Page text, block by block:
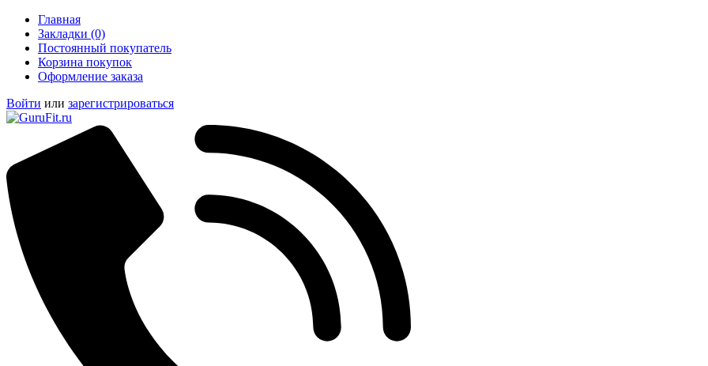
Главная
Закладки (0)
Постоянный покупатель
Корзина покупок
Оформление заказа
Войти или зарегистрироваться